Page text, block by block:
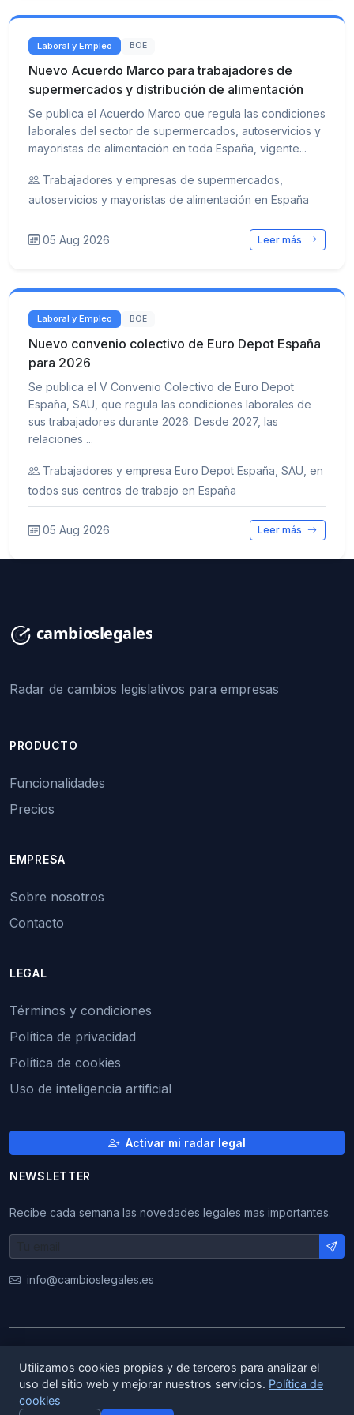
Laboral y Empleo BOE
Nuevo Acuerdo Marco para trabajadores de
supermercados y distribución de alimentación
Se publica el Acuerdo Marco que regula las condiciones
laborales del sector de supermercados, autoservicios y
mayoristas de alimentación en toda España, vigente...
Trabajadores y empresas de supermercados,
autoservicios y mayoristas de alimentación en España
05 Aug 2026 Leer más
Laboral y Empleo BOE
Nuevo convenio colectivo de Euro Depot España
para 2026
Se publica el V Convenio Colectivo de Euro Depot
España, SAU, que regula las condiciones laborales de
sus trabajadores durante 2026. Desde 2027, las
relaciones ...
Trabajadores y empresa Euro Depot España, SAU, en
todos sus centros de trabajo en España
05 Aug 2026 Leer más
Radar de cambios legislativos para empresas
PRODUCTO
Funcionalidades
Precios
EMPRESA
Sobre nosotros
Contacto
LEGAL
Términos y condiciones
Política de privacidad
Política de cookies
Uso de inteligencia artificial
Activar mi radar legal
NEWSLETTER
Recibe cada semana las novedades legales mas importantes.
info@cambioslegales.es
reservados.
ES|EN
Utilizamos cookies propias y de terceros para analizar el
uso del sitio web y mejorar nuestros servicios. Política de
cookies